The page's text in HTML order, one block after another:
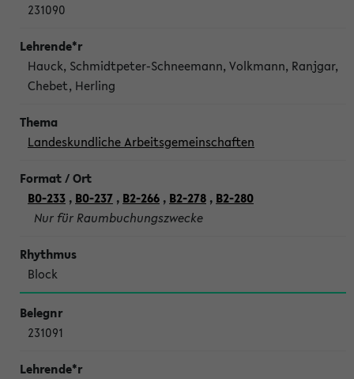
231090
Hauck, Schmidtpeter-Schneemann, Volkmann, Ranjgar,
Chebet, Herling
Landeskundliche Arbeitsgemeinschaften
B0-233 , B0-237 , B2-266 , B2-278 , B2-280
Nur für Raumbuchungszwecke
Block
231091